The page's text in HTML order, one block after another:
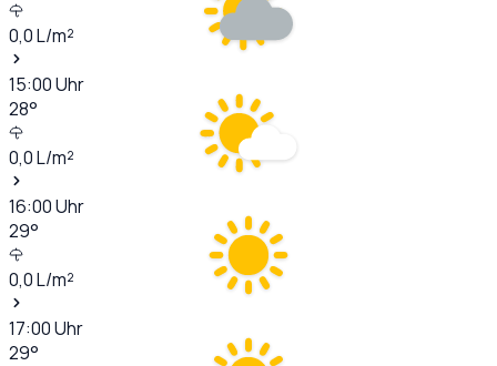
0,0L/m²
15:00Uhr
28°
0,0L/m²
16:00Uhr
29°
0,0L/m²
17:00Uhr
29°